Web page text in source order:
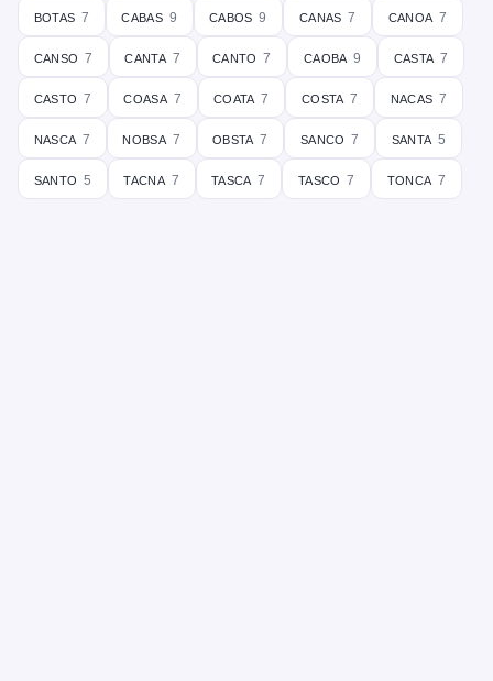
botas 7 cabas 9 cabos 9 canas 7 canoa 7
canso 7 canta 7 canto 7 caoba 9 casta 7
casto 7 coasa 7 coata 7 costa 7 nacas 7
nasca 7 nobsa 7 obsta 7 sanco 7 santa 5
santo 5 tacna 7 tasca 7 tasco 7 tonca 7